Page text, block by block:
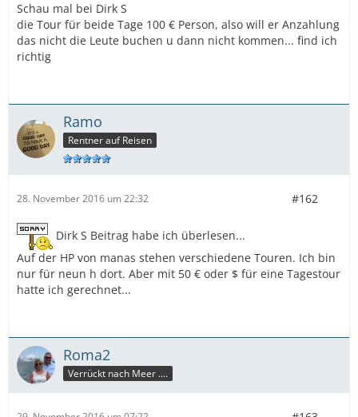
Schau mal bei Dirk S
die Tour für beide Tage 100 € Person, also will er Anzahlung
das nicht die Leute buchen u dann nicht kommen... find ich
richtig
Ramo
Rentner auf Reisen
28. November 2016 um 22:32 #162
Dirk S Beitrag habe ich überlesen...
Auf der HP von manas stehen verschiedene Touren. Ich bin
nur für neun h dort. Aber mit 50 € oder $ für eine Tagestour
hatte ich gerechnet...
Roma2
Verrückt nach Meer ....